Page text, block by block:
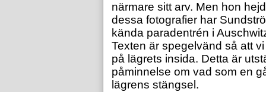
närmare sitt arv. Men hon
dessa fotografier har
kända paradentrén i
Texten är spegelvänd så att
på lägrets insida. Detta är
påminnelse om vad som en
lägrens stängsel.